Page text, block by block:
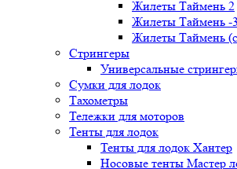
Жилеты Таймень 2
Жилеты Таймень -
Жилеты Таймень
Стрингеры
Универсальные
Сумки для лодок
Тахометры
Тележки для моторов
Тенты для лодок
Тенты для лодок Хантер
Носовые тенты Мастер